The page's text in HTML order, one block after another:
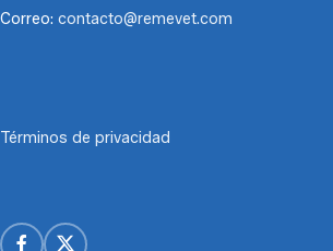
Correo: contacto@remevet.com
Términos de privacidad